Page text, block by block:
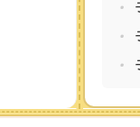
•
•
•